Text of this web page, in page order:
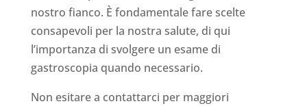
nostro fianco. È fondamentale fare scelte
consapevoli per la nostra salute, di qui
l’importanza di svolgere un esame di
gastroscopia quando necessario.
Non esitare a contattarci per maggiori